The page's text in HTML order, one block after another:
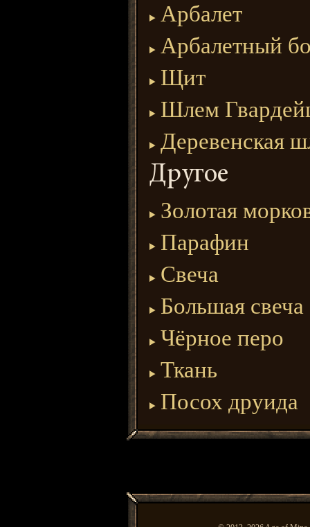
Арбалет
Арбалетный
Щит
Шлем
Деревенская
Другое
Золотая
Парафин
Свеча
Большая свеча
Чёрное перо
Ткань
Посох друида